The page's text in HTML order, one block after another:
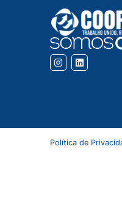
Política de